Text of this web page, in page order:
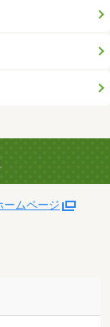
ームページ